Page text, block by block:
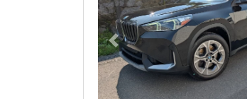
Previous